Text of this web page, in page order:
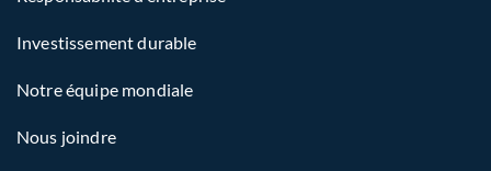
Investissement durable
Notre équipe mondiale
Nous joindre